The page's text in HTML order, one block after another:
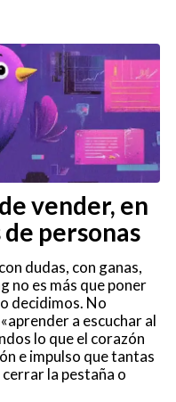
vender, en
personas
dudas, con ganas,
no es más que poner
decidimos. No
a escuchar al
lo que el corazón
e impulso que tantas
la pestaña o